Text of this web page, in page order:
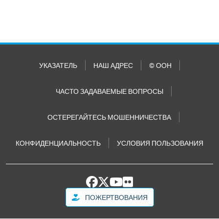
УКАЗАТЕЛЬ НАШ АДРЕС © ООН
ЧАСТО ЗАДАВАЕМЫЕ ВОПРОСЫ
ОСТЕРЕГАЙТЕСЬ МОШЕННИЧЕСТВА
КОНФИДЕНЦИАЛЬНОСТЬ УСЛОВИЯ ПОЛЬЗОВАНИЯ
ПОЖЕРТВОВАНИЯ